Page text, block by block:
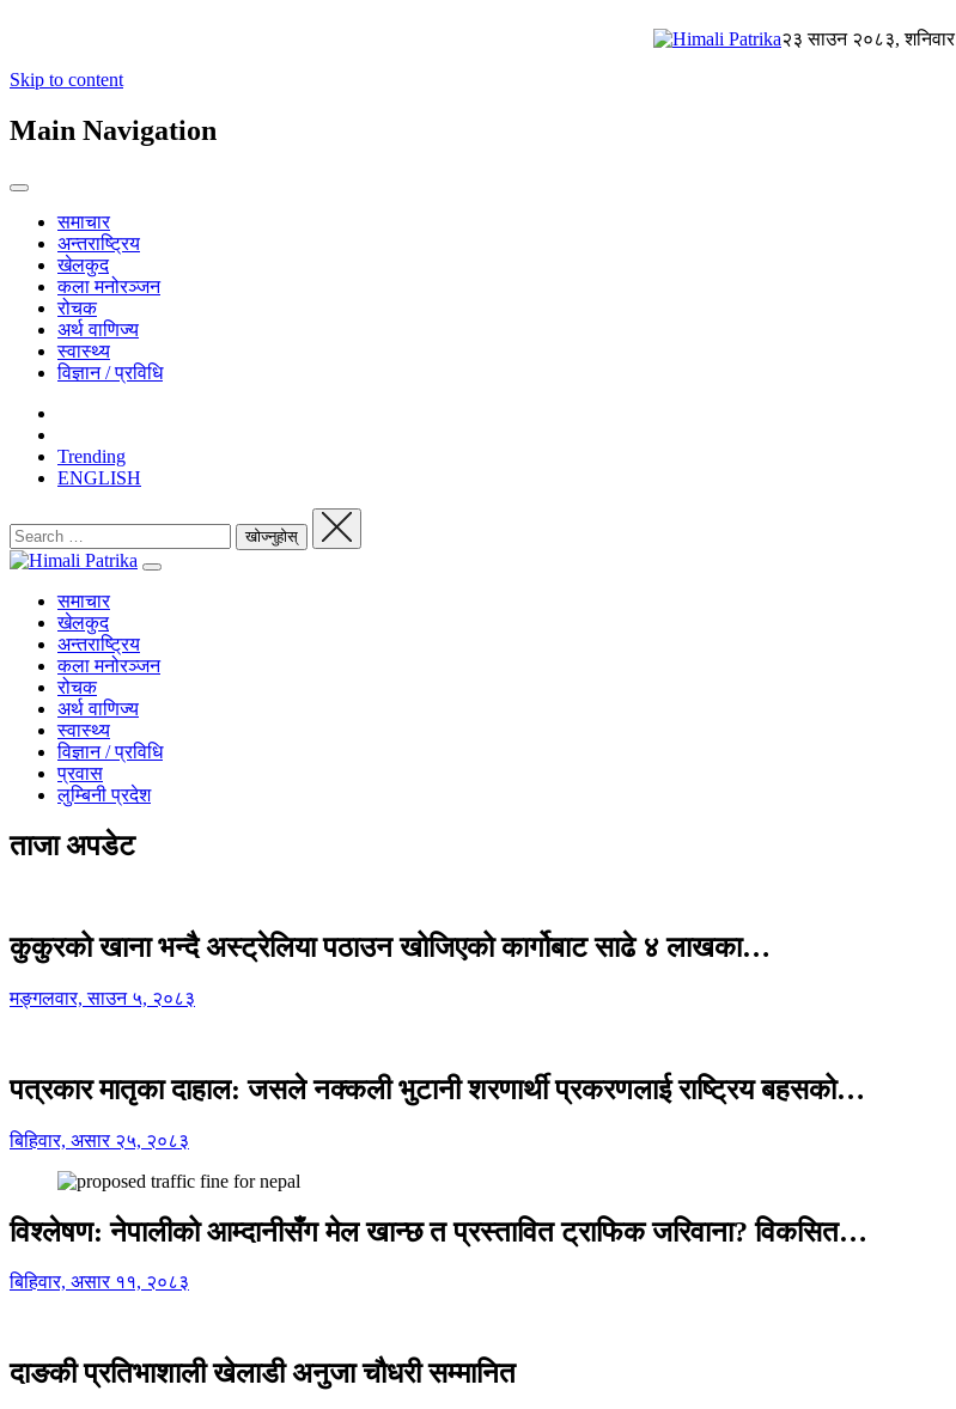
२३ साउन २०८३, शनिवार
Skip to content
Main Navigation
समाचार
अन्तराष्ट्रिय
खेलकुद
कला मनोरञ्जन
रोचक
अर्थ वाणिज्य
स्वास्थ्य
विज्ञान / प्रविधि
Trending
ENGLISH
समाचार
खेलकुद
अन्तराष्ट्रिय
कला मनोरञ्जन
रोचक
अर्थ वाणिज्य
स्वास्थ्य
विज्ञान / प्रविधि
प्रवास
लुम्बिनी प्रदेश
ताजा अपडेट
कुकुरको खाना भन्दै अस्ट्रेलिया पठाउन खोजिएको कार्गोबाट साढे ४ लाखका…
मङ्गलवार, साउन ५, २०८३
पत्रकार मातृका दाहाल: जसले नक्कली भुटानी शरणार्थी प्रकरणलाई राष्ट्रिय बहसको…
बिहिवार, असार २५, २०८३
विश्लेषण: नेपालीको आम्दानीसँग मेल खान्छ त प्रस्तावित ट्राफिक जरिवाना? विकसित…
बिहिवार, असार ११, २०८३
दाङकी प्रतिभाशाली खेलाडी अनुजा चौधरी सम्मानित